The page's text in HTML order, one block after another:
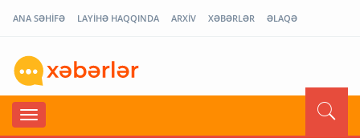
ANA SƏHİFƏ LAYİHƏ HAQQINDA ARXİV XƏBƏRLƏR ƏLAQƏ